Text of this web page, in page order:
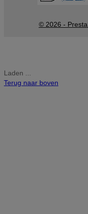
© 2026 -
Laden ...
Terug naar boven